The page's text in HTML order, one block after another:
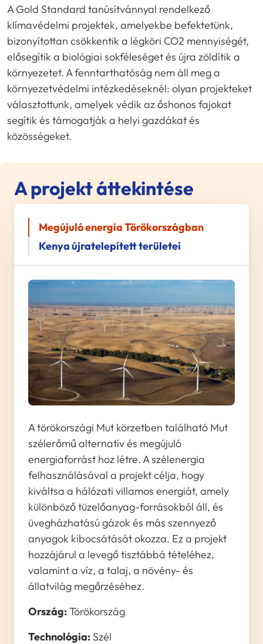
A Gold Standard tanúsítvánnyal rendelkező
klímavédelmi projektek, amelyekbe befektetünk,
bizonyítottan csökkentik a légköri CO2 mennyiségét,
elősegítik a biológiai sokféleséget és újra zöldítik a
környezetet. A fenntarthatóság nem áll meg a
környezetvédelmi intézkedéseknél: olyan projekteket
választottunk, amelyek védik az őshonos fajokat
segítik és támogatják a helyi gazdákat és
közösségeket.
A projekt áttekintése
Megújuló energia Törökországban
Kenya újratelepített területei
A törökországi Mut körzetben található Mut
szélerőmű alternatív és megújuló
energiaforrást hoz létre. A szélenergia
felhasználásával a projekt célja, hogy
kiváltsa a hálózati villamos energiát, amely
különböző tüzelőanyag-forrásokból áll, és
üvegházhatású gázok és más szennyező
anyagok kibocsátását okozza. Ez a projekt
hozzájárul a levegő tisztábbá tételéhez,
valamint a víz, a talaj, a növény- és
állatvilág megőrzéséhez.
Ország:Törökország
Technológia: Szél